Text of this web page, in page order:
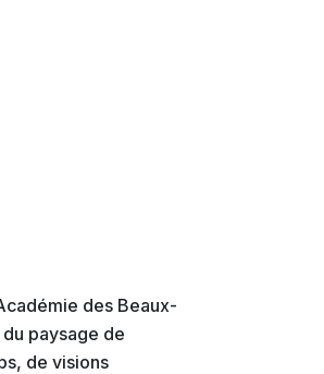
des Beaux-
paysage de
de visions